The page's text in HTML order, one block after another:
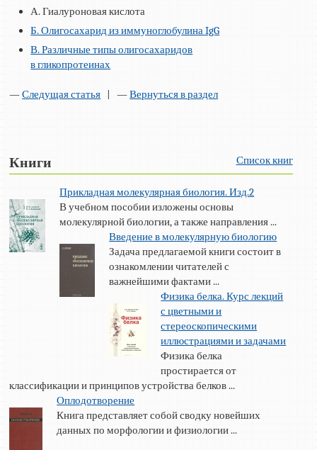
А. Гиалуроновая кислота
Б. Олигосахарид из иммуноглобулина IgG
В. Различные типы олигосахаридов
в гликопротеинах
—Следущая статья | —Вернуться в раздел
Книги Список книг
Прикладная молекулярная биология. Изд.2
В учебном пособии изложены основы
молекулярной биологии, а также направления ...
Введение в молекулярную биологию
Задача предлагаемой книги состоит в
ознакомлении читателей с
важнейшими фактами ...
Физика белка. Курс лекций
с цветными и
стереоскопическими
иллюстрациями и задачами
Физика белка
простирается от
классификации и принципов устройства белков ...
Оплодотворение
Книга представляет собой сводку новейших
данных по морфологии и физиологии ...